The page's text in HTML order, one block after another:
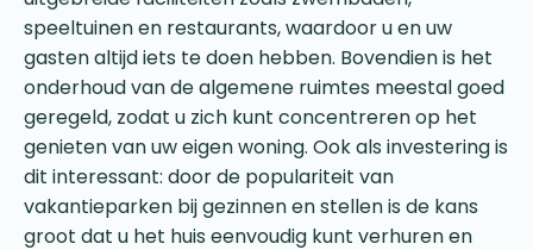
speeltuinen en restaurants, waardoor u en uw
gasten altijd iets te doen hebben. Bovendien is het
onderhoud van de algemene ruimtes meestal goed
geregeld, zodat u zich kunt concentreren op het
genieten van uw eigen woning. Ook als investering is
dit interessant: door de populariteit van
vakantieparken bij gezinnen en stellen is de kans
groot dat u het huis eenvoudig kunt verhuren en